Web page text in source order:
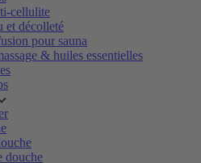
cellulite
et décolleté
pour sauna
& huiles essentielles
douche